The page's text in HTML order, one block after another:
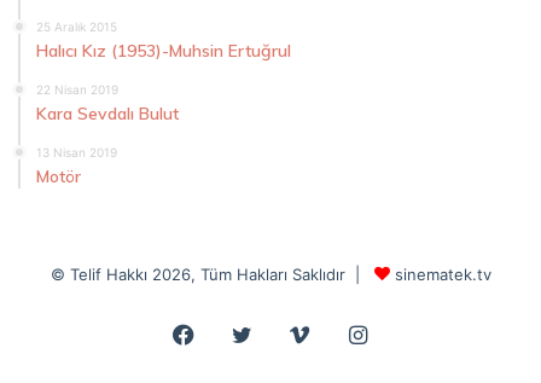
25 Aralık 2015
Halıcı Kız (1953)-Muhsin Ertuğrul
22 Nisan 2019
Kara Sevdalı Bulut
13 Nisan 2019
Motör
© Telif Hakkı 2026, Tüm Hakları Saklıdır | sinematek.tv
Facebook
Twitter VimeoInstagram